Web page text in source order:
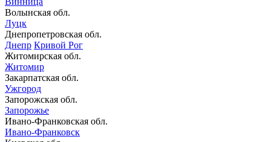
Волынская обл.
Луцк
Днепропетровская обл.
Днепр Кривой Рог
Житомирская обл.
Житомир
Закарпатская обл.
Ужгород
Запорожская обл.
Запорожье
Ивано-Франковская обл.
Ивано-Франковск